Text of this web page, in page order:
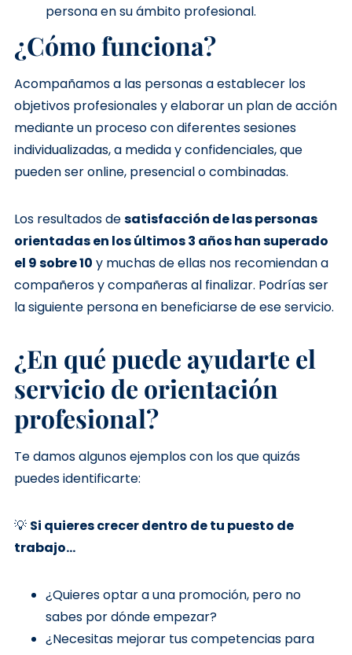
persona en su ámbito profesional.
¿Cómo funciona?
Acompañamos a las personas a establecer los
objetivos profesionales y elaborar un plan de acción
mediante un proceso con diferentes sesiones
individualizadas, a medida y confidenciales, que
pueden ser online, presencial o combinadas.
Los resultados desatisfacción de las personas
orientadas en los últimos 3 años han superado
el 9 sobre 10 y muchas de ellas nos recomiendan a
compañeros y compañeras al finalizar. Podrías ser
la siguiente persona en beneficiarse de ese servicio.
¿En qué puede ayudarte el
servicio de orientación
profesional?
Te damos algunos ejemplos con los que quizás
puedes identificarte:
💡 Si quieres crecer dentro de tu puesto de
trabajo...
¿Quieres optar a una promoción, pero no
sabes por dónde empezar?
¿Necesitas mejorar tus competencias para